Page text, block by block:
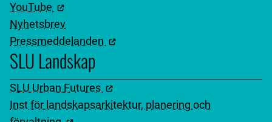
YouTube
Nyhetsbrev
Pressmeddelanden
SLU Landskap
SLU Urban Futures
Inst för landskapsarkitektur, planering och